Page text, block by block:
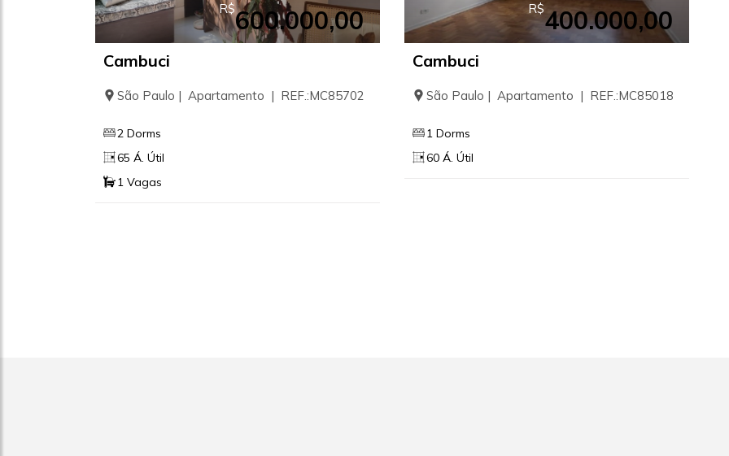
R$600.000,00
Cambuci
São Paulo | Apartamento | REF.:MC85702
2 Dorms
65 Á. Útil
1 Vagas
R$400.000,00
Cambuci
São Paulo | Apartamento | REF.:MC85018
1 Dorms
60 Á. Útil